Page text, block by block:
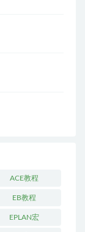
ACE教程
EB教程
EPLAN宏